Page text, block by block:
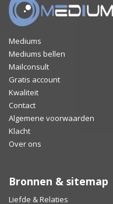
Mediums
Mediums bellen
Mailconsult
Gratis account
Kwaliteit
Contact
Algemene voorwaarden
Klacht
Over ons
Bronnen & sitemap
Liefde & Relaties